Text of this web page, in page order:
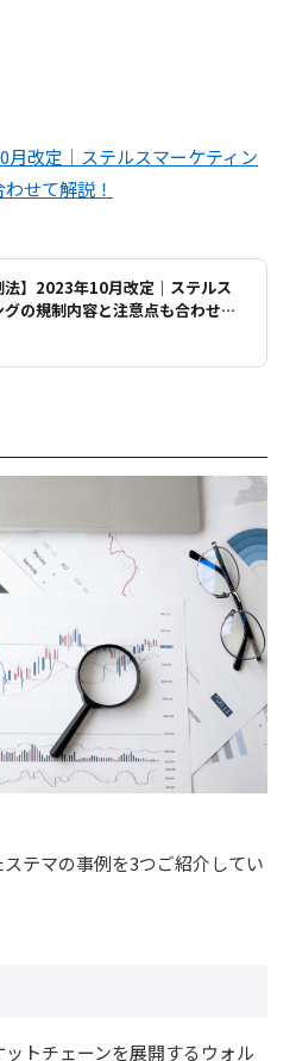
月改定｜ステルスマーケティン
せて解説！
法】2023年10月改定｜ステルス
の規制内容と注意点も合わせて
テマの事例を3つご紹介してい
トチェーンを展開するウォル